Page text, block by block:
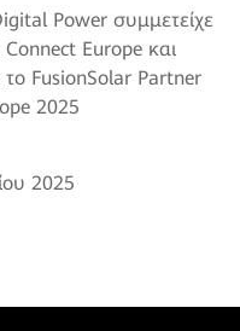
Power συμμετείχε
Europe και
το FusionSolar Partner
2025
2025